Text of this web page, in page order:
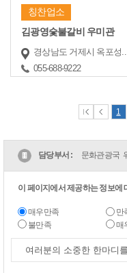
칭찬업소
김광영숯불갈비 우미관
경상남도 거제시 옥포
055-688-9222
1
담당부서 : 문화관광국
이 페이지에서 제공하는 정보에
매우만족 만
불만족
매